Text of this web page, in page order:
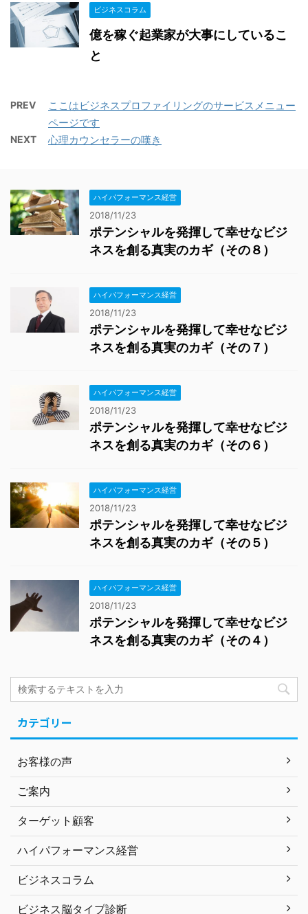
ビジネスコラム
億を稼ぐ起業家が大事にしているこ
と
PREV
ここはビジネスプロファイリングのサービスメニュー
ページです
NEXT 心理カウンセラーの嘆き
ハイパフォーマンス経営
2018/11/23
ポテンシャルを発揮して幸せなビジ
ネスを創る真実のカギ（その８）
ハイパフォーマンス経営
2018/11/23
ポテンシャルを発揮して幸せなビジ
ネスを創る真実のカギ（その７）
ハイパフォーマンス経営
2018/11/23
ポテンシャルを発揮して幸せなビジ
ネスを創る真実のカギ（その６）
ハイパフォーマンス経営
2018/11/23
ポテンシャルを発揮して幸せなビジ
ネスを創る真実のカギ（その５）
ハイパフォーマンス経営
2018/11/23
ポテンシャルを発揮して幸せなビジ
ネスを創る真実のカギ（その４）
カテゴリー
お客様の声
ご案内
ターゲット顧客
ハイパフォーマンス経営
ビジネスコラム
ビジネス脳タイプ診断